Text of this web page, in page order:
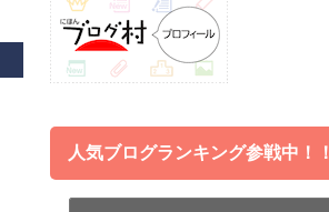
人気ブログランキング参戦中！！